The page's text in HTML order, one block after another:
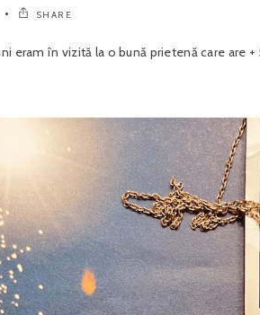
SHARE
eram în vizită la o bună prietenă care are